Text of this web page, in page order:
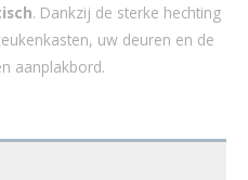
. Dankzij de sterke hechting
uw deuren en de
aanplakbord.